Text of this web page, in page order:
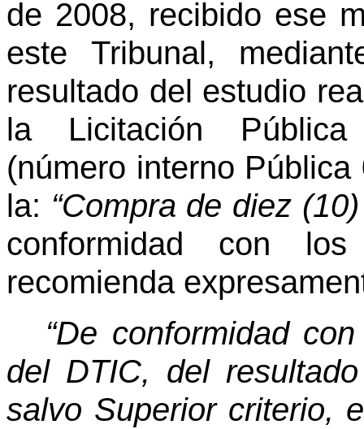
de 2008, recibido ese
este Tribunal,
resultado del estudio
la Licitación Pública
(número interno
la: “Compra de diez
conformidad con
recomienda
“De conformidad
del DTIC, del
salvo Superior criterio,